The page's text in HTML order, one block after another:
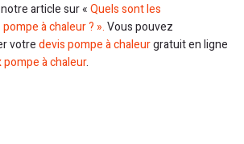
article sur «Quels sont les
à chaleur ? ».Vous pouvez
votredevis pompe à chaleurgratuit en ligne
pompe à chaleur.